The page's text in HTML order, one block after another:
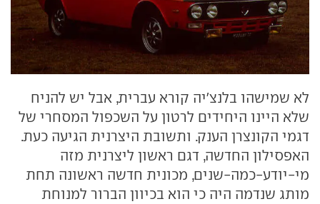
לא שמישהו בלנצ'יה קורא עברית, אבל יש להניח
שלא היינו היחידים לרטון על השכפול המסחרי של
דגמי הקונצרן הענק. ותשובת היצרנית הגיעה כעת.
האפסילון החדשה, דגם ראשון ליצרנית מזה
מי-יודע-כמה-שנים, מכונית חדשה ראשונה תחת
מותג שנדמה היה כי הוא בכיוון הברור למנוחת